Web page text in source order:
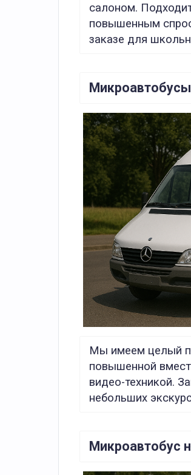
салоном.
повышенным
заказе для
Мы имеем целый
повышенной
видео-техникой.
небольших
Микроавтобус